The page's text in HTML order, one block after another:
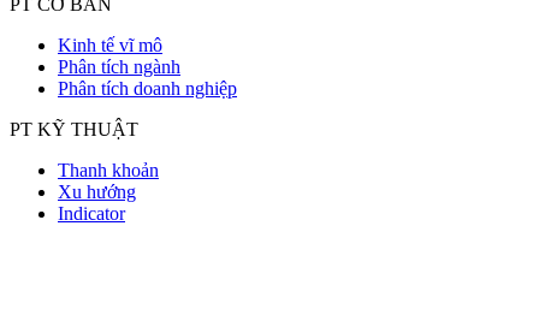
PT CƠ BẢN
Kinh tế vĩ mô
Phân tích ngành
Phân tích doanh nghiệp
PT KỸ THUẬT
Thanh khoản
Xu hướng
Indicator